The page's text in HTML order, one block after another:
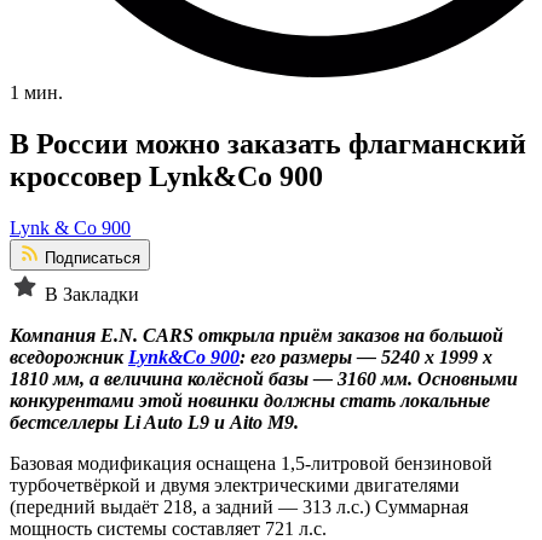
1 мин.
В России можно заказать флагманский
кроссовер Lynk&Co 900
Lynk & Co 900
Подписаться
В Закладки
Компания E.N. CARS открыла приём заказов на большой
вседорожник Lynk&Co 900: его размеры — 5240 х 1999 х
1810 мм, а величина колёсной базы — 3160 мм. Основными
конкурентами этой новинки должны стать локальные
бестселлеры Li Auto L9 и Aito M9.
Базовая модификация оснащена 1,5-литровой бензиновой
турбочетвёркой и двумя электрическими двигателями
(передний выдаёт 218, а задний — 313 л.с.) Суммарная
мощность системы составляет 721 л.с.